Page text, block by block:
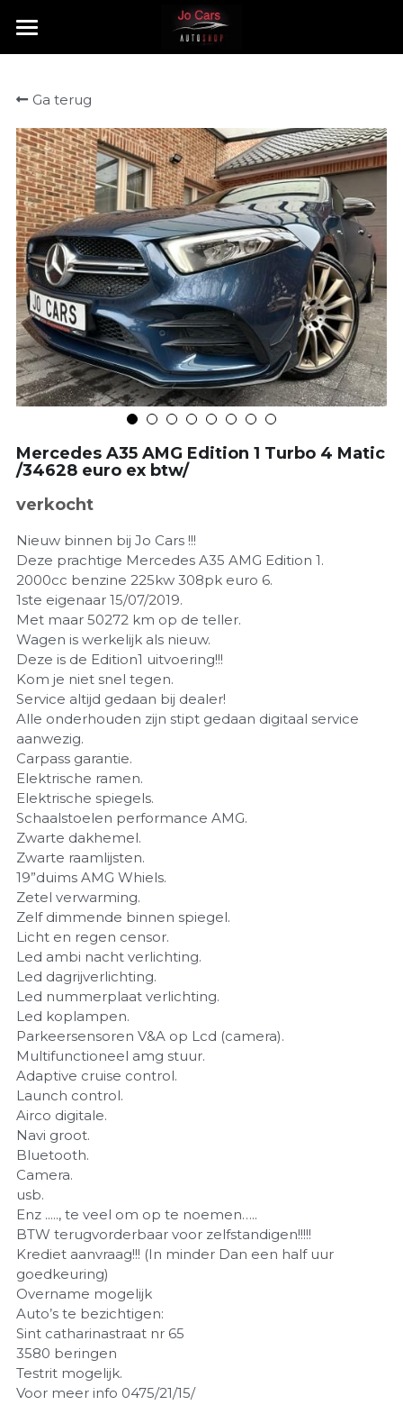
HOME
TE KOOP
VERKOCHT
CONTACT
Ga terug
Mercedes A35 AMG Edition 1 Turbo 4 Matic
/34628 euro ex btw/
verkocht
Nieuw binnen bij Jo Cars !!!
Deze prachtige Mercedes A35 AMG Edition 1.
2000cc benzine 225kw 308pk euro 6.
1ste eigenaar 15/07/2019.
Met maar 50272 km op de teller.
Wagen is werkelijk als nieuw.
Deze is de Edition1 uitvoering!!!
Kom je niet snel tegen.
Service altijd gedaan bij dealer!
Alle onderhouden zijn stipt gedaan digitaal service
aanwezig.
Carpass garantie.
Elektrische ramen.
Elektrische spiegels.
Schaalstoelen performance AMG.
Zwarte dakhemel.
Zwarte raamlijsten.
19”duims AMG Whiels.
Zetel verwarming.
Zelf dimmende binnen spiegel.
Licht en regen censor.
Led ambi nacht verlichting.
Led dagrijverlichting.
Led nummerplaat verlichting.
Led koplampen.
Parkeersensoren V&A op Lcd (camera).
Multifunctioneel amg stuur.
Adaptive cruise control.
Launch control.
Airco digitale.
Navi groot.
Bluetooth.
Camera.
usb.
Enz ....., te veel om op te noemen…..
BTW terugvorderbaar voor zelfstandigen!!!!!
Krediet aanvraag!!! (In minder Dan een half uur
goedkeuring)
Overname mogelijk
Auto’s te bezichtigen:
Sint catharinastraat nr 65
3580 beringen
Testrit mogelijk.
Voor meer info 0475/21/15/